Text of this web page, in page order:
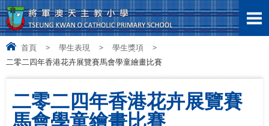
首頁 > 學生表現 > 學生獎項
>
二零二四年香港花卉展覽賽馬會學童繪畫比賽
二零二四年香港花卉展覽賽
馬會學童繪畫比賽